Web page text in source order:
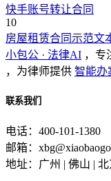
快手账号转让合同
10
房屋租赁合同示范文
小包公 · 法律AI ，专
，为律师提供 智能办
联系我们
电话：400-101-1380
邮箱：
地址：广州 | 佛山 | 北